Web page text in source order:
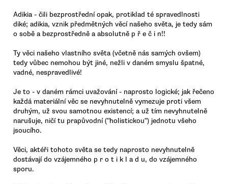
Adikia - čili bezprostřední opak, protiklad té spravedlnosti
diké; adikia, vznik předmětných věcí našeho světa, je tedy sám
o sobě a bezprostředně a absolutně p ř e č i n!!
Ty věci našeho vlastního světa (včetně nás samých ovšem)
tedy vůbec nemohou být jiné, nežli v daném smyslu špatné,
vadné, nespravedlivé!
Je to - v daném rámci uvažování - naprosto logické; jak řečeno
každá materiální věc se nevyhnutelně vymezuje proti všem
druhým, už svou samotnou existencí; a už tím nevyhnutelně
narušuje, ničí tu prapůvodní ("holistickou") jednotu všeho
jsoucího.
Věci, aktéři tohoto světa se tedy naprosto nevyhnutelně
dostávají do vzájemného p r o t i k l a d u, do vzájemného
sporu.